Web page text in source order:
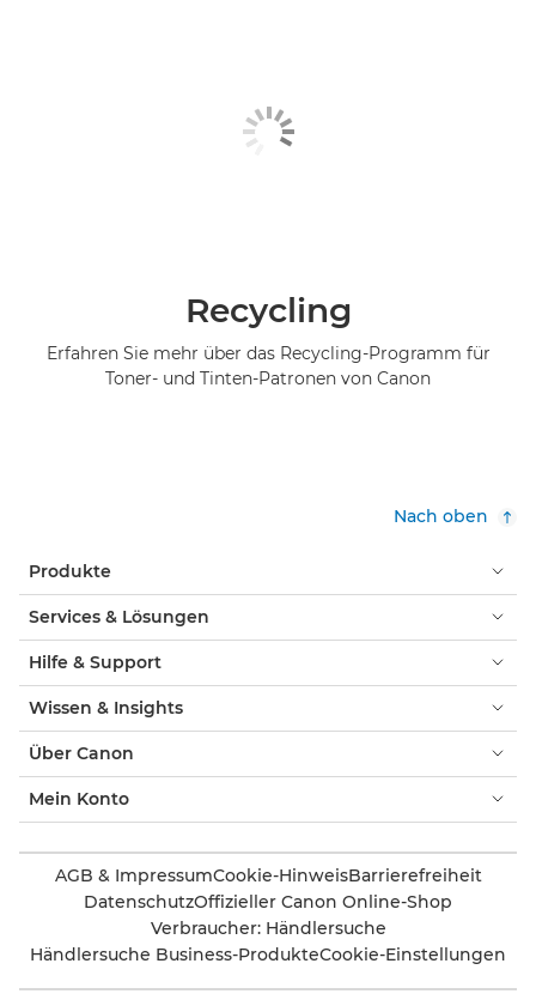
Recycling
Erfahren Sie mehr über das Recycling-Programm für
Toner- und Tinten-Patronen von Canon
Nach oben
Produkte
Services & Lösungen
Hilfe & Support
Wissen & Insights
Über Canon
Mein Konto
AGB & ImpressumCookie-HinweisBarrierefreiheit
DatenschutzOffizieller Canon Online-Shop
Verbraucher: Händlersuche
Händlersuche Business-ProdukteCookie-Einstellungen